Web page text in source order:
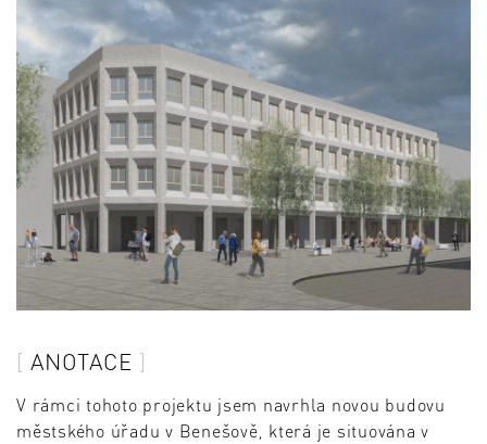
ANOTACE
V rámci tohoto projektu jsem navrhla novou budovu
městského úřadu v Benešově, která je situována v